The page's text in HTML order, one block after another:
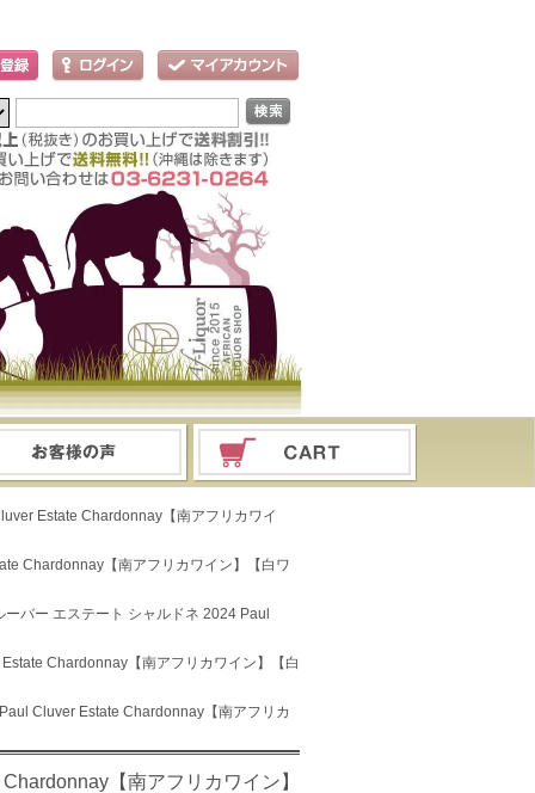
Estate Chardonnay【南アフリカワイ
Chardonnay【南アフリカワイン】【白ワ
ーバー エステート シャルドネ 2024 Paul
Chardonnay【南アフリカワイン】【白
Cluver Estate Chardonnay【南アフリカ
【南アフリカワイン】